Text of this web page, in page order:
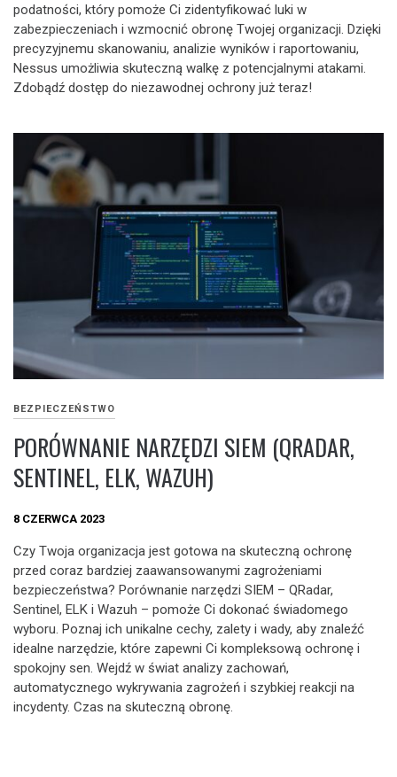
podatności, który pomoże Ci zidentyfikować luki w
zabezpieczeniach i wzmocnić obronę Twojej organizacji. Dzięki
precyzyjnemu skanowaniu, analizie wyników i raportowaniu,
Nessus umożliwia skuteczną walkę z potencjalnymi atakami.
Zdobądź dostęp do niezawodnej ochrony już teraz!
BEZPIECZEŃSTWO
PORÓWNANIE NARZĘDZI SIEM (QRADAR,
SENTINEL, ELK, WAZUH)
8 CZERWCA 2023
Czy Twoja organizacja jest gotowa na skuteczną ochronę
przed coraz bardziej zaawansowanymi zagrożeniami
bezpieczeństwa? Porównanie narzędzi SIEM – QRadar,
Sentinel, ELK i Wazuh – pomoże Ci dokonać świadomego
wyboru. Poznaj ich unikalne cechy, zalety i wady, aby znaleźć
idealne narzędzie, które zapewni Ci kompleksową ochronę i
spokojny sen. Wejdź w świat analizy zachowań,
automatycznego wykrywania zagrożeń i szybkiej reakcji na
incydenty. Czas na skuteczną obronę.